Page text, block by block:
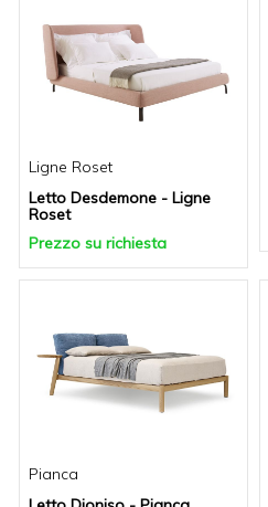
Ligne Roset
Letto Desdemone - Ligne
Roset
Prezzo su richiesta
Pianca